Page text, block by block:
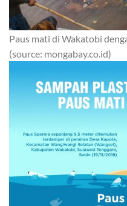
Paus mati di Wakatobi
(source: mongabay.co.id)